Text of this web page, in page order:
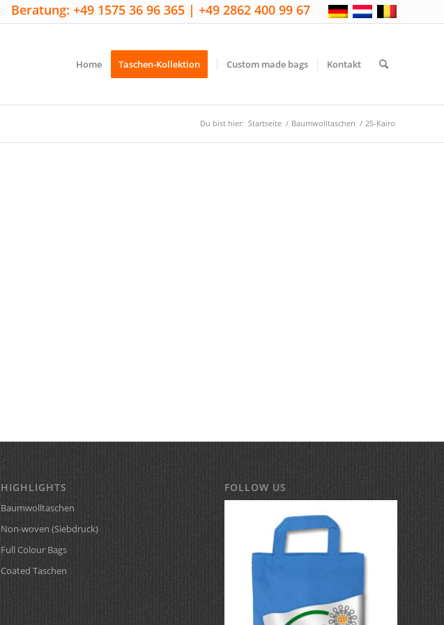
Beratung: +49 1575 36 96 365 | +49 2862 400 99 67
Home Taschen-Kollektion Custom made bags Kontakt
Du bist hier: Startseite / Baumwolltaschen / 25-Kairo
HIGHLIGHTS
Baumwolltaschen
Non-woven (Siebdruck)
Full Colour Bags
Coated Taschen
FOLLOW US